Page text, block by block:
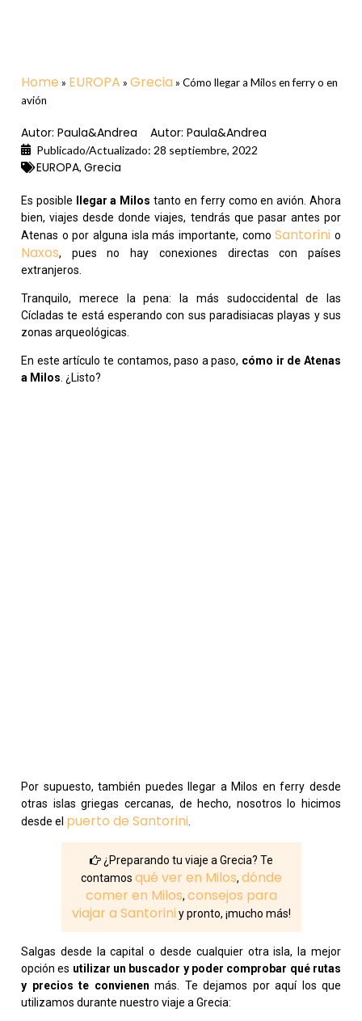
Home » EUROPA » Grecia » Cómo llegar a Milos en ferry o en
avión
Autor: Paula&Andrea Autor: Paula&Andrea
Publicado/Actualizado: 28 septiembre, 2022
EUROPA, Grecia
Es posible llegar a Milostanto en ferry como en avión. Ahora
bien, viajes desde donde viajes, tendrás que pasar antes por
Atenas o por alguna isla más importante, comoSantorini o
Naxos, pues no hay conexiones directas con países
extranjeros.
Tranquilo, merece la pena: la más sudoccidental de las
Cícladas te está esperando con sus paradisiacas playas y sus
zonas arqueológicas.
En este artículo te contamos, paso a paso, cómo ir de Atenas
a Milos. ¿Listo?
Por supuesto, también puedes llegar a Milos en ferry desde
otras islas griegas cercanas, de hecho, nosotros lo hicimos
desde el puerto de Santorini
¿Preparando tu viaje a Grecia? Te
contamos qué ver en Milos, dónde
comer en Milos, consejos para
viajar a Santorini y pronto, ¡mucho más!
Salgas desde la capital o desde cualquier otra isla, la mejor
opción es utilizar un buscador y poder comprobar qué rutas
y precios te convienen más. Te dejamos por aquí los que
utilizamos durante nuestro viaje a Grecia: